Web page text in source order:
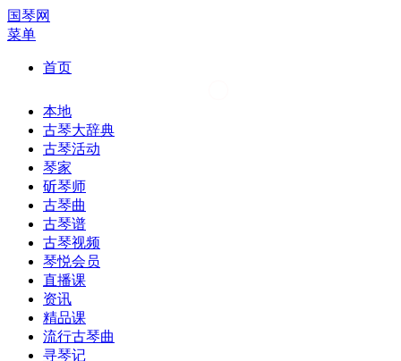
国琴网
菜单
首页
本地
古琴大辞典
古琴活动
琴家
斫琴师
古琴曲
古琴谱
古琴视频
琴悦会员
直播课
资讯
精品课
流行古琴曲
寻琴记